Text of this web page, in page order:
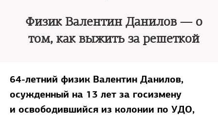
Физик Валентин Данилов — о
том, как выжить за решеткой
64-летний физик Валентин Данилов,
осужденный на 13 лет за госизмену
и освободившийся из колонии по УДО,